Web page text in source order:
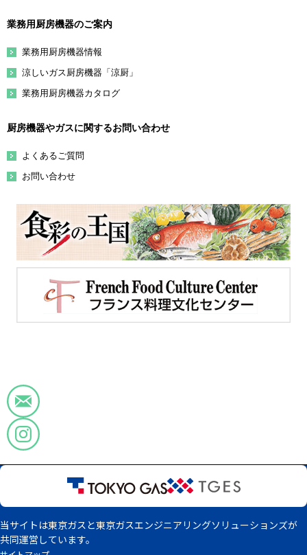
業務用厨房機器のご案内
業務用厨房機器情報
涼しいガス厨房機器「涼厨」
業務用厨房機器カタログ
厨房機器やガスに関するお問い合わせ
よくあるご質問
お問い合わせ
当サイトは東京ガスと東京ガスエンジニアリングソリューションズが
共同運営しています。